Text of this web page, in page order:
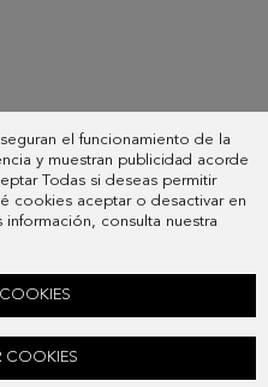
el funcionamiento de la
y muestran publicidad acorde
Todas si deseas permitir
cookies aceptar o desactivar en
información, consulta nuestra
COOKIES